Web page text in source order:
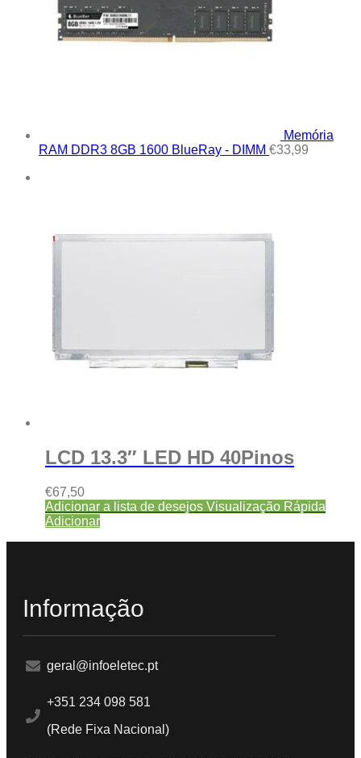
Memória
RAM DDR3 8GB 1600 BlueRay - DIMM €33,99
LCD 13.3″ LED HD 40Pinos
€67,50
Adicionar a lista de desejos Visualização Rápida
Adicionar
Informação
geral@infoeletec.pt
+351 234 098 581
(Rede Fixa Nacional)